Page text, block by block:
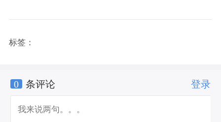
标签：
0 条评论 登录